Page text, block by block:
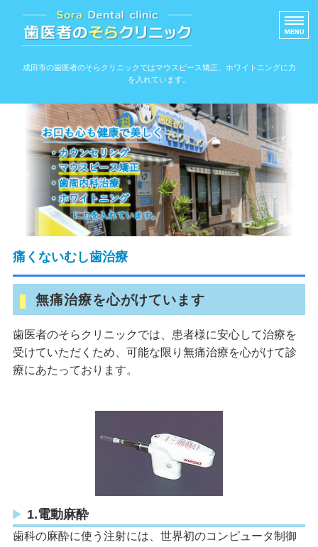
信頼できる歯医者の
成田市の歯医者のそらクリニックではマウスピース矯正、ホワイトニングに力
を入れています。
ホーム
院内ツアー
アクセス
スタッフ紹介
院長紹介
痛くないむし歯治療
無痛治療を心がけています
歯医者のそらクリニックでは、患者様に安心して治療を
受けていただくため、可能な限り無痛治療を心がけて診
療にあたっております。
1.電動麻酔
歯科の麻酔に使う注射には、世界初のコンピュータ制御